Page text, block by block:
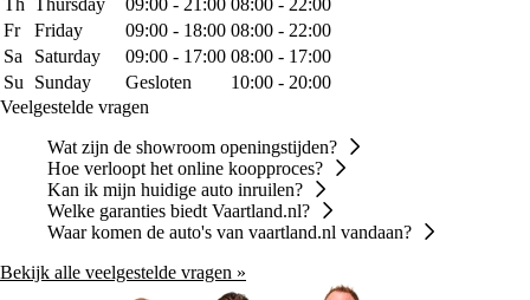
Fr
Friday 09:00 - 18:00 08:00 - 22:00
Sa
Saturday 09:00 - 17:00 08:00 - 17:00
Su
Sunday Gesloten
10:00 - 20:00
Veelgestelde vragen
Wat zijn de showroom openingstijden?
Hoe verloopt het online koopproces?
Kan ik mijn huidige auto inruilen?
Welke garanties biedt Vaartland.nl?
Waar komen de auto's van vaartland.nl vandaan?
Bekijk alle veelgestelde vragen »